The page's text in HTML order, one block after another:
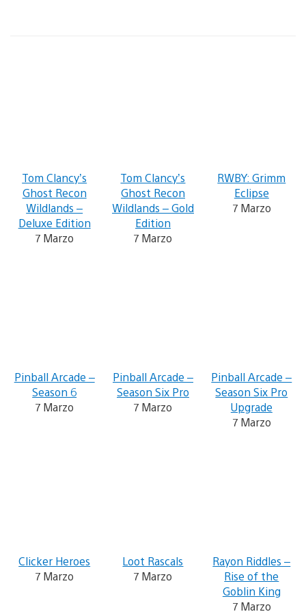
Tom Clancy’s
Ghost Recon
Wildlands –
Deluxe Edition
7 Marzo
Tom Clancy’s
Ghost Recon
Wildlands – Gold
Edition
7 Marzo
RWBY: Grimm
Eclipse
7 Marzo
Pinball Arcade –
Season 6
7 Marzo
Pinball Arcade –
Season Six Pro
7 Marzo
Pinball Arcade –
Season Six Pro
Upgrade
7 Marzo
Clicker Heroes
7 Marzo
Loot Rascals
7 Marzo
Rayon Riddles –
Rise of the
Goblin King
7 Marzo